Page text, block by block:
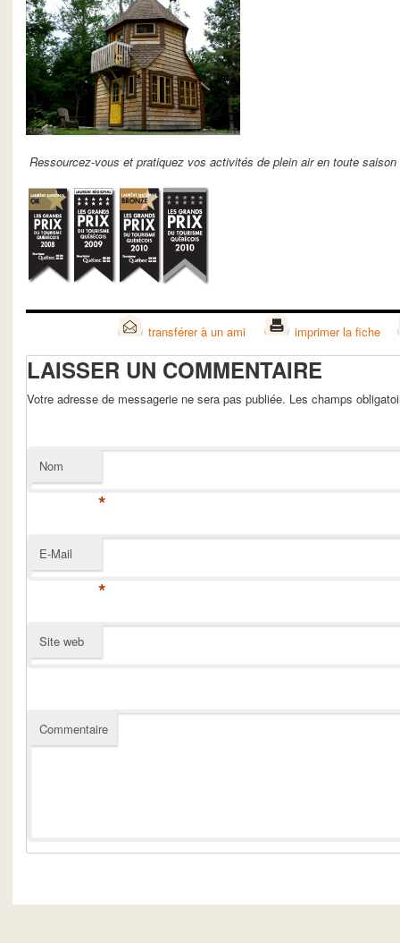
Ressourcez-vous et pratiquez vos activités de plein air en toute
transférer à un ami imprimer la fiche
LAISSER UN COMMENTAIRE
Votre adresse de messagerie ne sera pas publiée. Les champs
Nom
*
E-Mail
*
Site web
Commentaire